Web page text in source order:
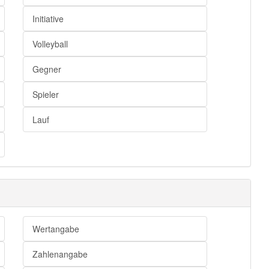
Initiative
Volleyball
Gegner
Spieler
Lauf
Wertangabe
Zahlenangabe